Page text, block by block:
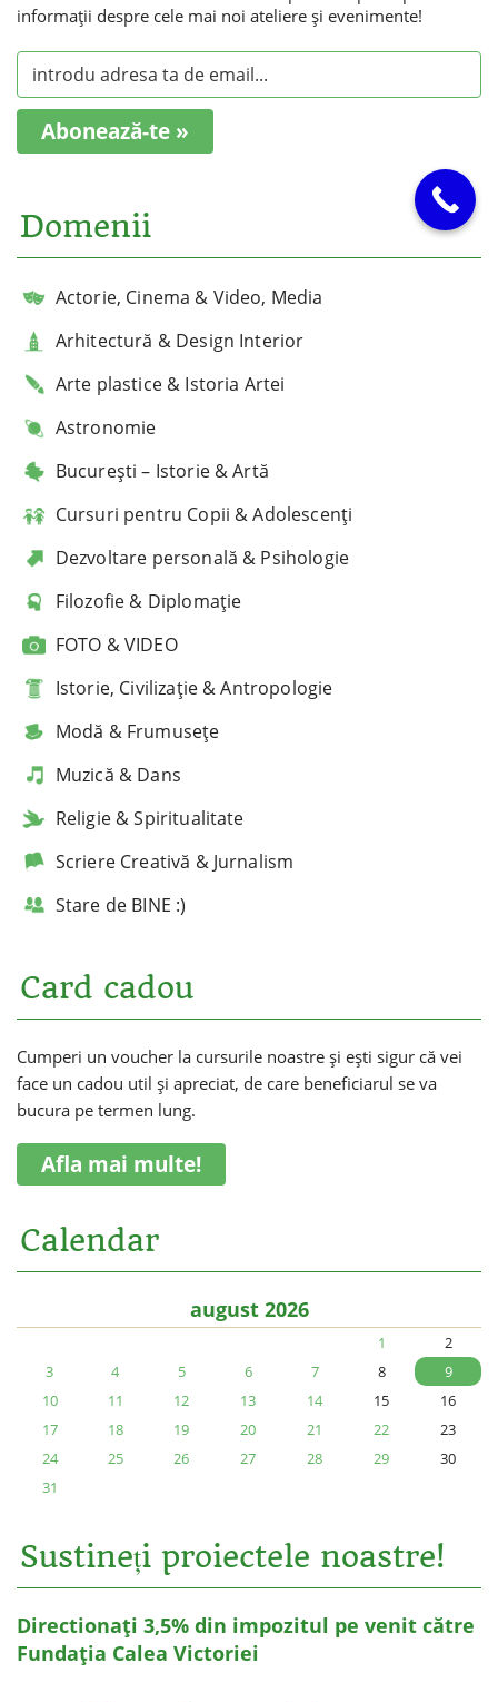
informaţii despre cele mai noi ateliere şi evenimente!
Abonează-te »
Domenii
Actorie, Cinema & Video, Media
Arhitectură & Design Interior
Arte plastice & Istoria Artei
Astronomie
București – Istorie & Artă
Cursuri pentru Copii & Adolescenți
Dezvoltare personală & Psihologie
Filozofie & Diplomație
FOTO & VIDEO
Istorie, Civilizație & Antropologie
Modă & Frumusețe
Muzică & Dans
Religie & Spiritualitate
Scriere Creativă & Jurnalism
Stare de BINE :)
Card cadou
Cumperi un voucher la cursurile noastre și ești sigur că vei
face un cadou util și apreciat, de care beneficiarul se va
bucura pe termen lung.
Afla mai multe!
Calendar
august 2026
1
2
3
4 5 6 7 8
9
10
11 12 13 14 15
16
17
18 19 20 21 22
23
24
25 26 27 28 29
30
31
Sustineți proiectele noastre!
Directionați 3,5% din impozitul pe venit către
Fundația Calea Victoriei